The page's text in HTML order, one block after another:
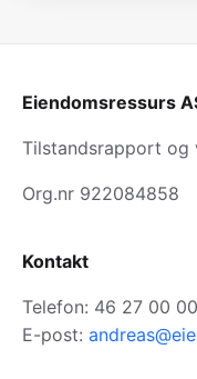
Eiendomsressurs
Tilstandsrapport og
Org.nr 922084858
Kontakt
Telefon: 46 27 00 00
E-post: